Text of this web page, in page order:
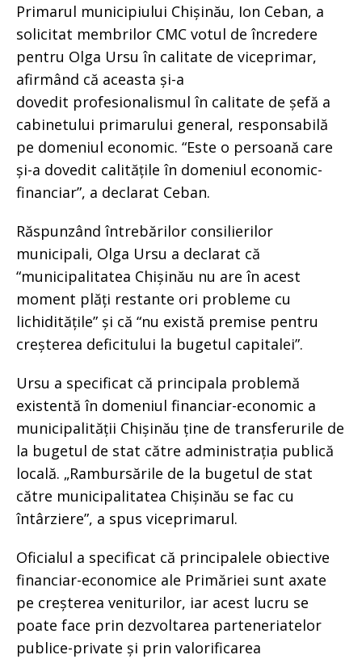
Primarul municipiului Chișinău, Ion Ceban, a
solicitat membrilor CMC votul de încredere
pentru Olga Ursu în calitate de viceprimar,
afirmând că aceasta și-a
dovedit profesionalismul în calitate de șefă a
cabinetului primarului general, responsabilă
pe domeniul economic. “Este o persoană care
și-a dovedit calitățile în domeniul economic-
financiar”, a declarat Ceban.
Răspunzând întrebărilor consilierilor
municipali, Olga Ursu a declarat că
“municipalitatea Chișinău nu are în acest
moment plăți restante ori probleme cu
lichiditățile” și că “nu există premise pentru
creșterea deficitului la bugetul capitalei”.
Ursu a specificat că principala problemă
existentă în domeniul financiar-economic a
municipalității Chișinău ține de transferurile de
la bugetul de stat către administrația publică
locală. „Rambursările de la bugetul de stat
către municipalitatea Chișinău se fac cu
întârziere”, a spus viceprimarul.
Oficialul a specificat că principalele obiective
financiar-economice ale Primăriei sunt axate
pe creșterea veniturilor, iar acest lucru se
poate face prin dezvoltarea parteneriatelor
publice-private și prin valorificarea